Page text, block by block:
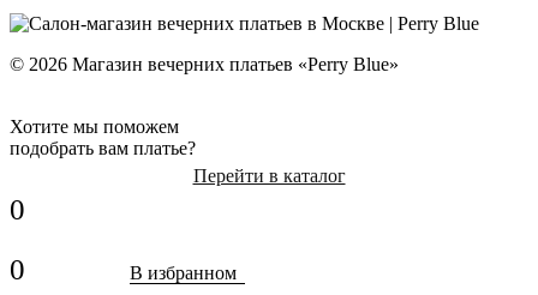
© 2026 Магазин вечерних платьев «Perry Blue»
Хотите мы поможем
подобрать вам платье?
Перейти в каталог
0
В избранном
0